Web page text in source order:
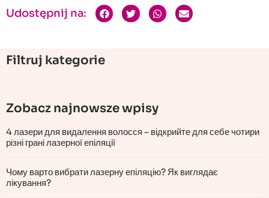
Udostępnij na:
Filtruj kategorie
Zobacz najnowsze wpisy
4 лазери для видалення волосся – відкрийте для себе чотири
різні грані лазерної епіляції
Чому варто вибрати лазерну епіляцію? Як виглядає
лікування?